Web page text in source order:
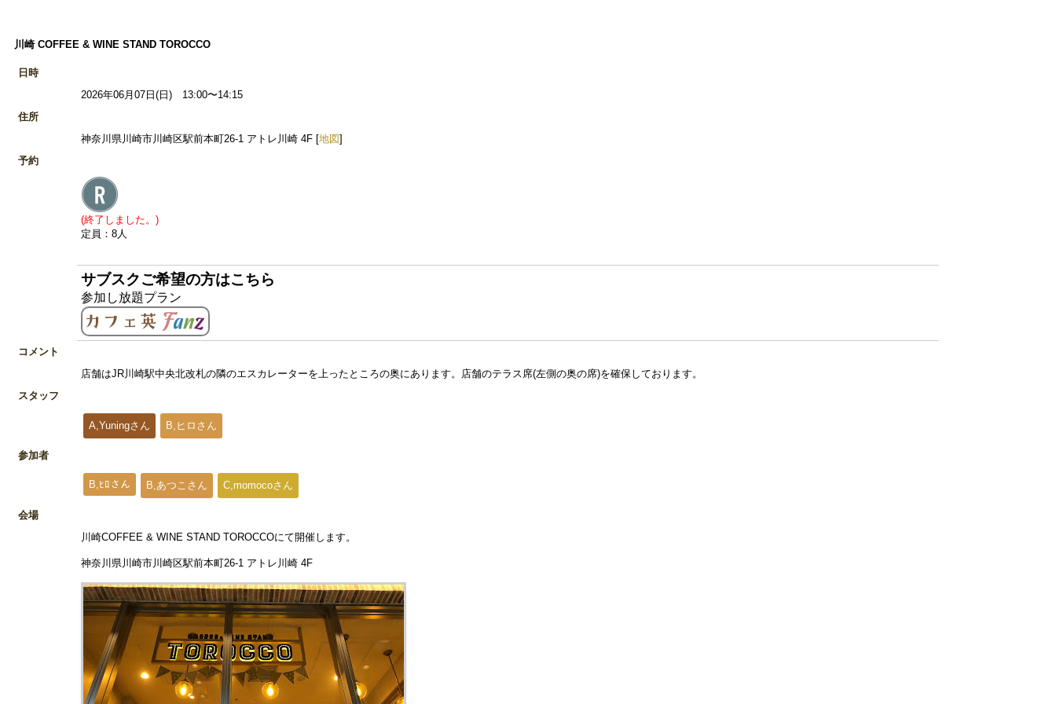
川崎 COFFEE & WINE STAND TOROCCO
日時
2026年06月07日(日) 13:00〜14:15
住所
神奈川県川崎市川崎区駅前本町26-1 アトレ川崎 4F [地図]
予約
(終了しました。)
定員：8人
サブスクご希望の方はこちら
参加し放題プラン
コメント
店舗はJR川崎駅中央北改札の隣のエスカレーターを上ったところの奥にあります。店舗のテラス席(左側の奥の席)を確保しております。
スタッフ
A,Yuningさん B,ヒロさん
参加者
B,ﾋﾛさん B,あつこさん C,momocoさん
会場
川崎COFFEE & WINE STAND TOROCCOにて開催します。
神奈川県川崎市川崎区駅前本町26-1 アトレ川崎 4F